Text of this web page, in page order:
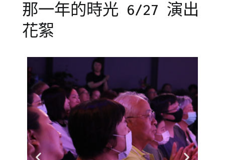
那一年的時光 6/27 演出
花絮
Posted
on
2020-
06-
02
Posted
in
泥
少
年
兒
Tagged
人
交,
度
公
演,